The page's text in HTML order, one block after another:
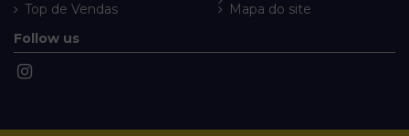
Top de Vendas
Mapa do site
Follow us